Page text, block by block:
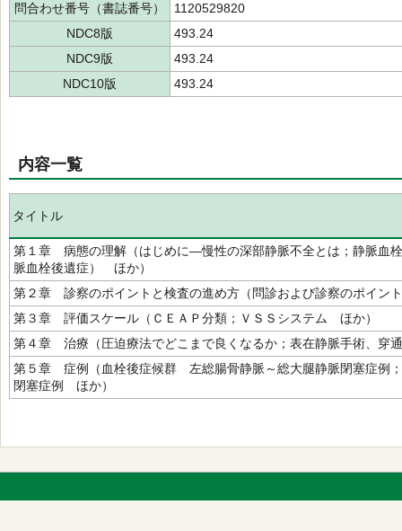
問合わせ番号（書誌番号）
1120529820
NDC8版
493.24
NDC9版
493.24
NDC10版
493.24
内容一覧
タイトル
第１章 病態の理解（はじめに―慢性の深部静脈不全とは；静脈血
脈血栓後遺症） ほか）
第２章 診察のポイントと検査の進め方（問診および診察のポイン
第３章 評価スケール（ＣＥＡＰ分類；ＶＳＳシステム ほか）
第４章 治療（圧迫療法でどこまで良くなるか；表在静脈手術、穿
第５章 症例（血栓後症候群 左総腸骨静脈～総大腿静脈閉塞症例
閉塞症例 ほか）